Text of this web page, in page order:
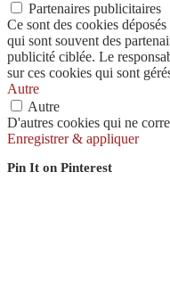
Partenaires publicitaires
Ce sont des cookies
qui sont souvent des
publicité ciblée. Le
sur ces cookies qui sont
Autre
Autre
D'autres cookies qui ne
Enregistrer & appliquer
Pin It on Pinterest